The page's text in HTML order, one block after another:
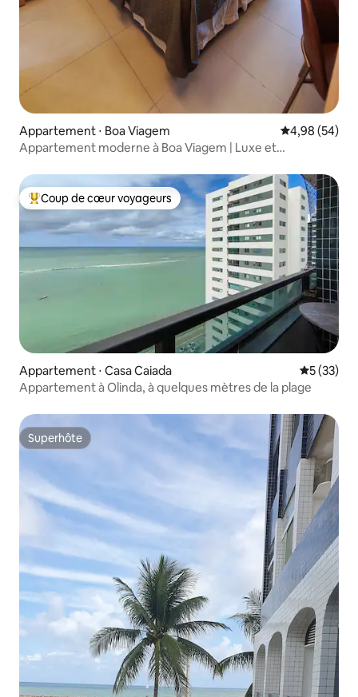
Appartement ⋅ Boa Viagem Évaluation
4,98 (54)
Appartement moderne à Boa Viagem | Luxe et
Coups de cœur voyageurs les plus appréciés
Coup de cœur voyageurs
Appartement ⋅ Casa Caiada
5 (33)
Appartement à Olinda, à quelques mètres de la plage
Superhôte
Superhôte